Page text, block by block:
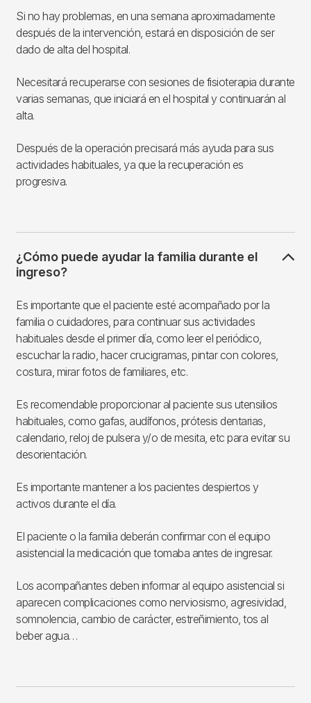
Si no hay problemas, en una semana aproximadamente
después de la intervención, estará en disposición de ser
dado de alta del hospital.
Necesitará recuperarse con sesiones de fisioterapia durante
varias semanas, que iniciará en el hospital y continuarán al
alta.
Después de la operación precisará más ayuda para sus
actividades habituales, ya que la recuperación es
progresiva.
¿Cómo puede ayudar la familia durante el
ingreso?
Es importante que el paciente esté acompañado por la
familia o cuidadores, para continuar sus actividades
habituales desde el primer día, como leer el periódico,
escuchar la radio, hacer crucigramas, pintar con colores,
costura, mirar fotos de familiares, etc.
Es recomendable proporcionar al paciente sus utensilios
habituales, como gafas, audífonos, prótesis dentarias,
calendario, reloj de pulsera y/o de mesita, etc para evitar su
desorientación.
Es importante mantener a los pacientes despiertos y
activos durante el día.
El paciente o la familia deberán confirmar con el equipo
asistencial la medicación que tomaba antes de ingresar.
Los acompañantes deben informar al equipo asistencial si
aparecen complicaciones como nerviosismo, agresividad,
somnolencia, cambio de carácter, estreñimiento, tos al
beber agua…